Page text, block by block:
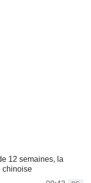
12 semaines, la
chinoise